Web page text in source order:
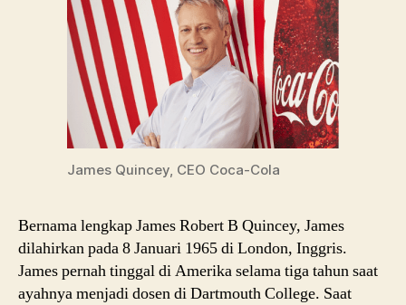
James Quincey, CEO Coca-Cola
Bernama lengkap James Robert B Quincey, James
dilahirkan pada 8 Januari 1965 di London, Inggris.
James pernah tinggal di Amerika selama tiga tahun saat
ayahnya menjadi dosen di Dartmouth College. Saat